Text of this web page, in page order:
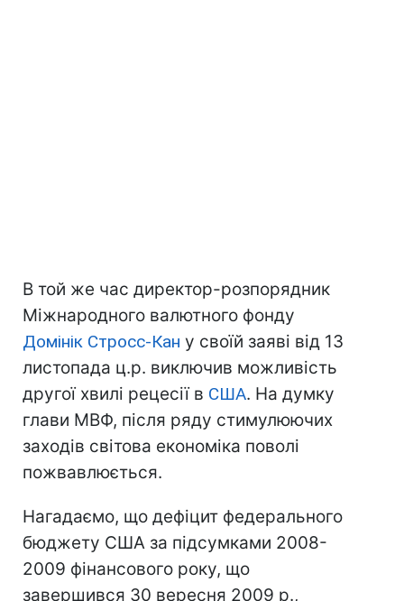
В той же час директор-розпорядник
Міжнародного валютного фонду
Домінік Стросс-Кан у своїй заяві від 13
листопада ц.р. виключив можливість
другої хвилі рецесії в США. На думку
глави МВФ, після ряду стимулюючих
заходів світова економіка поволі
пожвавлюється.
Нагадаємо, що дефіцит федерального
бюджету США за підсумками 2008-
2009 фінансового року, що
завершився 30 вересня 2009 р.,